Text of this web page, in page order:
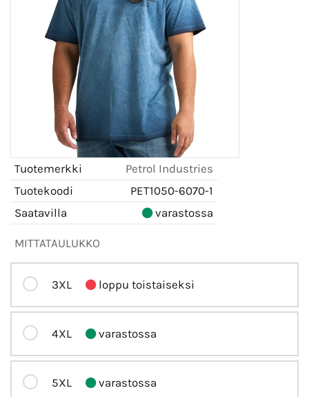
Tuotemerkki
Petrol Industries
Tuotekoodi
PET1050-6070-1
Saatavilla
varastossa
MITTATAULUKKO
3XL loppu toistaiseksi
4XL varastossa
5XL varastossa